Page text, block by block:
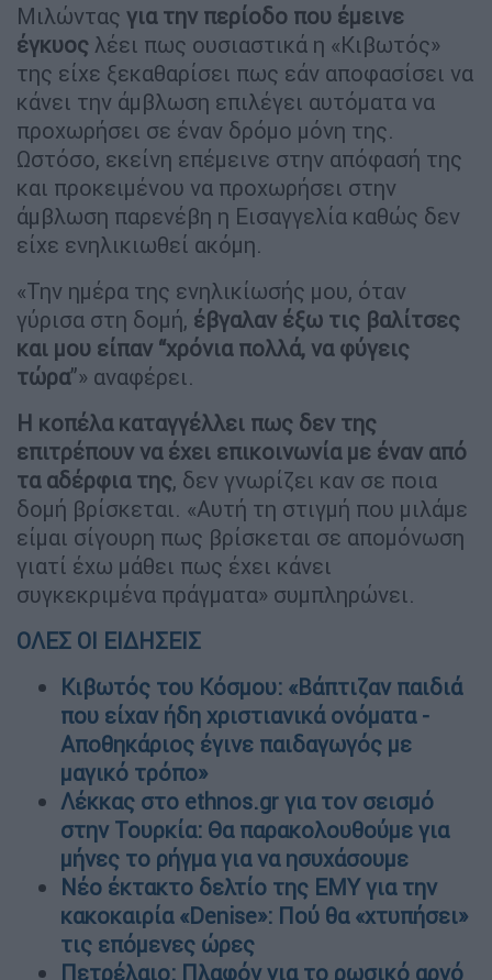
Μιλώντας για την περίοδο που έμεινε
έγκυος λέει πως ουσιαστικά η «Κιβωτός»
της είχε ξεκαθαρίσει πως εάν αποφασίσει να
κάνει την άμβλωση επιλέγει αυτόματα να
προχωρήσει σε έναν δρόμο μόνη της.
Ωστόσο, εκείνη επέμεινε στην απόφασή της
και προκειμένου να προχωρήσει στην
άμβλωση παρενέβη η Εισαγγελία καθώς δεν
είχε ενηλικιωθεί ακόμη.
«Την ημέρα της ενηλικίωσής μου, όταν
γύρισα στη δομή, έβγαλαν έξω τις βαλίτσες
και μου είπαν “χρόνια πολλά, να φύγεις
τώρα”» αναφέρει.
Η κοπέλα καταγγέλλει πως δεν της
επιτρέπουν να έχει επικοινωνία με έναν από
τα αδέρφια της, δεν γνωρίζει καν σε ποια
δομή βρίσκεται. «Αυτή τη στιγμή που μιλάμε
είμαι σίγουρη πως βρίσκεται σε απομόνωση
γιατί έχω μάθει πως έχει κάνει
συγκεκριμένα πράγματα» συμπληρώνει.
ΟΛΕΣ ΟΙ ΕΙΔΗΣΕΙΣ
Κιβωτός του Κόσμου: «Βάπτιζαν παιδιά
που είχαν ήδη χριστιανικά ονόματα -
Αποθηκάριος έγινε παιδαγωγός με
μαγικό τρόπο»
Λέκκας στο ethnos.gr για τον σεισμό
στην Τουρκία: Θα παρακολουθούμε για
μήνες το ρήγμα για να ησυχάσουμε
Νέο έκτακτο δελτίο της ΕΜΥ για την
κακοκαιρία «Denise»: Πού θα «χτυπήσει»
τις επόμενες ώρες
Πετρέλαιο: Πλαφόν για το ρωσικό αργό